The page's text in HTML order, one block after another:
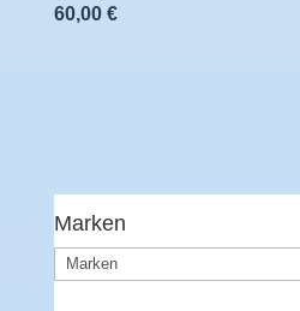
60,00 €
Marken